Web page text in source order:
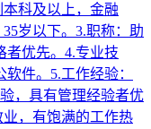
科及以上，金融
岁以下。3.职称：助
者优先。4.专业技
件。5.工作经验：
，具有管理经验者优
，有饱满的工作热